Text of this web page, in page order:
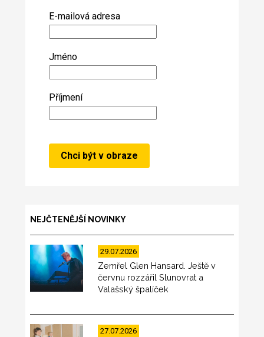
E-mailová adresa
Jméno
Příjmení
NEJČTENĚJŠÍ NOVINKY
29.07.2026
Zemřel Glen Hansard. Ještě v
červnu rozzářil Slunovrat a
Valašský špalíček
27.07.2026